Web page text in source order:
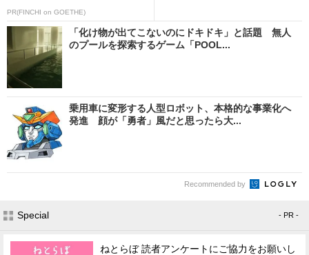
PR(FINCHI on GOETHE)
「化け物が出てこないのにドキドキ」と話題 無人
のプールを探索するゲーム「POOL...
乗用車に変形する人型ロボット、本格的な事業化へ
発進 顔が「勇者」風だと思ったら大...
Recommended by
Special - PR -
ねとらぼ 読者アンケートにご協力をお願いし